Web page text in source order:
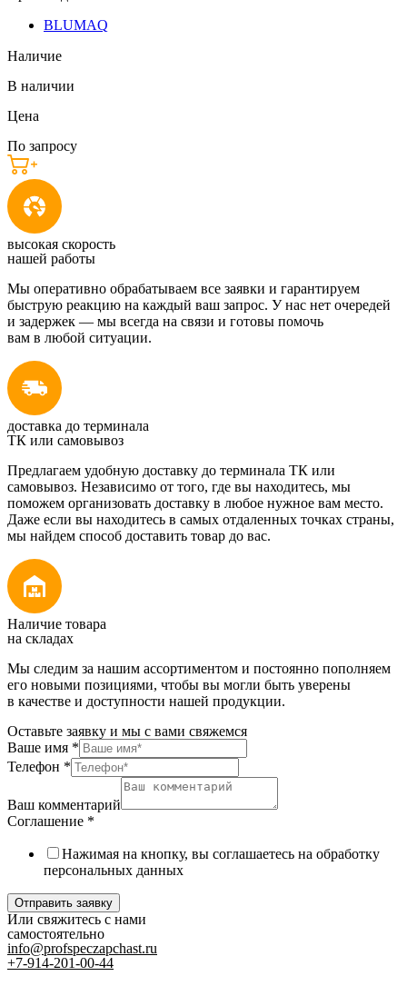
BLUMAQ
Наличие
В наличии
Цена
По запросу
высокая скорость
нашей работы
Мы оперативно обрабатываем все заявки и гарантируем
быструю реакцию на каждый ваш запрос. У нас нет очередей
и задержек — мы всегда на связи и готовы помочь
вам в любой ситуации.
доставка до терминала
ТК или самовывоз
Предлагаем удобную доставку до терминала ТК или
самовывоз. Независимо от того, где вы находитесь, мы
поможем организовать доставку в любое нужное вам место.
Даже если вы находитесь в самых отдаленных точках страны,
мы найдем способ доставить товар до вас.
Наличие товара
на складах
Мы следим за нашим ассортиментом и постоянно пополняем
его новыми позициями, чтобы вы могли быть уверены
в качестве и доступности нашей продукции.
Оставьте заявку и мы с вами свяжемся
Ваше имя *
Телефон *
Ваш комментарий
Соглашение *
Нажимая на кнопку, вы соглашаетесь на обработку
персональных данных
Отправить заявку
Или свяжитесь с нами
самостоятельно
info@profspeczapchast.ru
+7-914-201-00-44